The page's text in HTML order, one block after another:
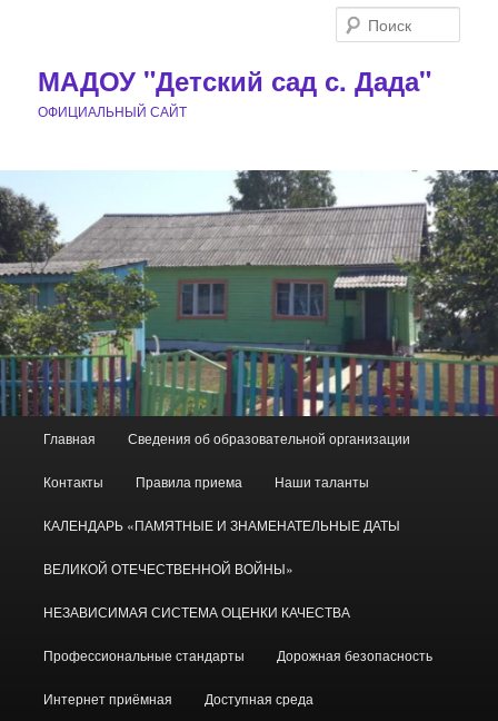
МАДОУ "Детский сад с. Дада"
ОФИЦИАЛЬНЫЙ САЙТ
Главная Сведения об образовательной организации
Контакты Правила приема Наши таланты
КАЛЕНДАРЬ «ПАМЯТНЫЕ И ЗНАМЕНАТЕЛЬНЫЕ ДАТЫ
ВЕЛИКОЙ ОТЕЧЕСТВЕННОЙ ВОЙНЫ»
НЕЗАВИСИМАЯ СИСТЕМА ОЦЕНКИ КАЧЕСТВА
Профессиональные стандарты Дорожная безопасность
Интернет приёмная Доступная среда